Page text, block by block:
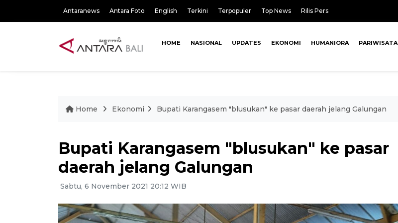
Antaranews Antara Foto English Terkini Terpopuler Top News Rilis Pers
HOME NASIONAL UPDATES EKONOMI HUMANIORA PARIWISATA
Home Ekonomi Bupati Karangasem "blusukan" ke pasar daerah jelang Galungan
Bupati Karangasem "blusukan" ke pasar
daerah jelang Galungan
Sabtu, 6 November 2021 20:12 WIB